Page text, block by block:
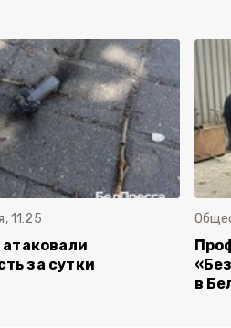
11:25
за сутки
в